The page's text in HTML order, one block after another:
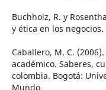
Buchholz, R. y
y ética en los negocios.
Caballero, M. C.
académico. Saberes,
colombia. Bogotá:
Mundo.